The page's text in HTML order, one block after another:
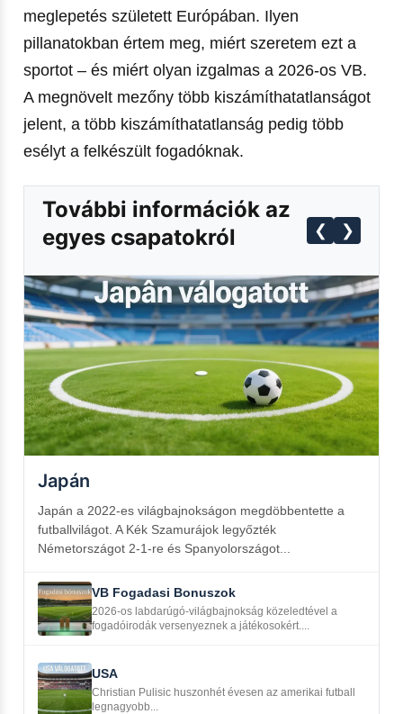
meglepetés született Európában. Ilyen
pillanatokban értem meg, miért szeretem ezt a
sportot – és miért olyan izgalmas a 2026-os VB.
A megnövelt mezőny több kiszámíthatatlanságot
jelent, a több kiszámíthatatlanság pedig több
esélyt a felkészült fogadóknak.
További információk az
egyes csapatokról
❮ ❯
Japán
Japán a 2022-es világbajnokságon megdöbbentette a
futballvilágot. A Kék Szamurájok legyőzték
Németországot 2-1-re és Spanyolországot...
VB Fogadasi Bonuszok
2026-os labdarúgó-világbajnokság közeledtével a
fogadóirodák versenyeznek a játékosokért....
USA
Christian Pulisic huszonhét évesen az amerikai futball
legnagyobb...